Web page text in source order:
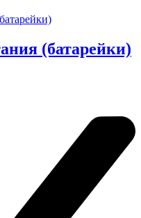
(батарейки)